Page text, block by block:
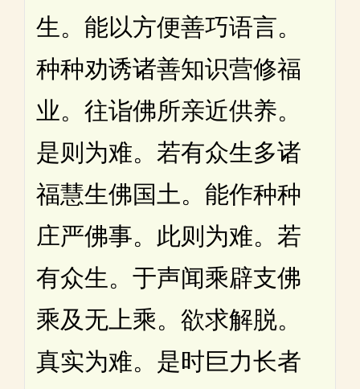
生。能以方便善巧语言。
种种劝诱诸善知识营修福
业。往诣佛所亲近供养。
是则为难。若有众生多诸
福慧生佛国土。能作种种
庄严佛事。此则为难。若
有众生。于声闻乘辟支佛
乘及无上乘。欲求解脱。
真实为难。是时巨力长者